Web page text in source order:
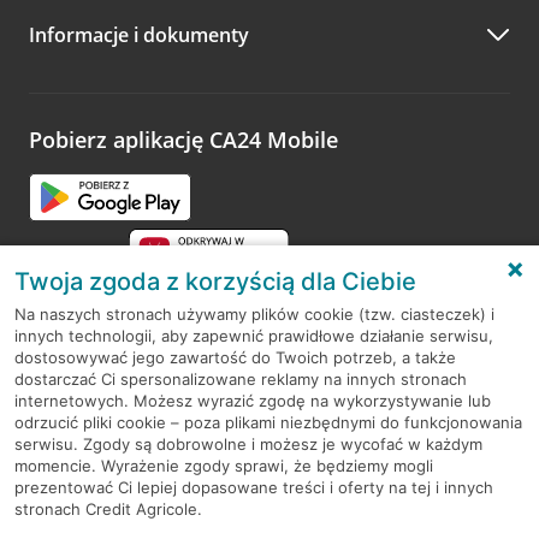
Zachęcamy do podzielenia się z nami opinią o wizycie.
opinie.
Informacje i dokumenty
Pobierz aplikację CA24 Mobile
RODO
Regulamin serwisu
Mapa serwisu
PolitykaCookies
Twoja zgoda z korzyścią dla Ciebie
Na naszych stronach używamy plików cookie (tzw. ciasteczek) i
innych technologii, aby zapewnić prawidłowe działanie serwisu,
dostosowywać jego zawartość do Twoich potrzeb, a także
dostarczać Ci spersonalizowane reklamy na innych stronach
internetowych. Możesz wyrazić zgodę na wykorzystywanie lub
odrzucić pliki cookie – poza plikami niezbędnymi do funkcjonowania
serwisu. Zgody są dobrowolne i możesz je wycofać w każdym
momencie. Wyrażenie zgody sprawi, że będziemy mogli
prezentować Ci lepiej dopasowane treści i oferty na tej i innych
stronach Credit Agricole.